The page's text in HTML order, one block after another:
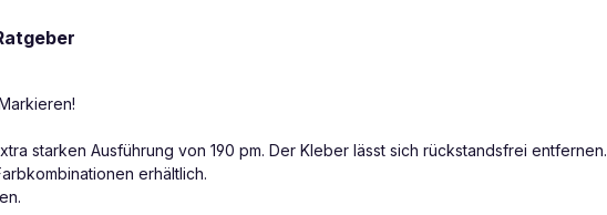
starken Ausführung von 190 pm. Der Kleber lässt sich rückstandsfrei entfernen.
erhältlich.